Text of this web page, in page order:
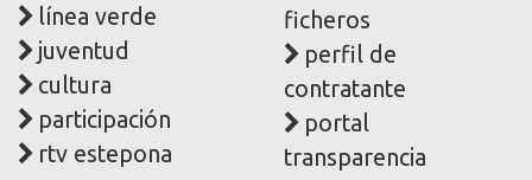
línea verde
juventud
cultura
participación
rtv estepona
ficheros
perfil de
contratante
portal
transparencia